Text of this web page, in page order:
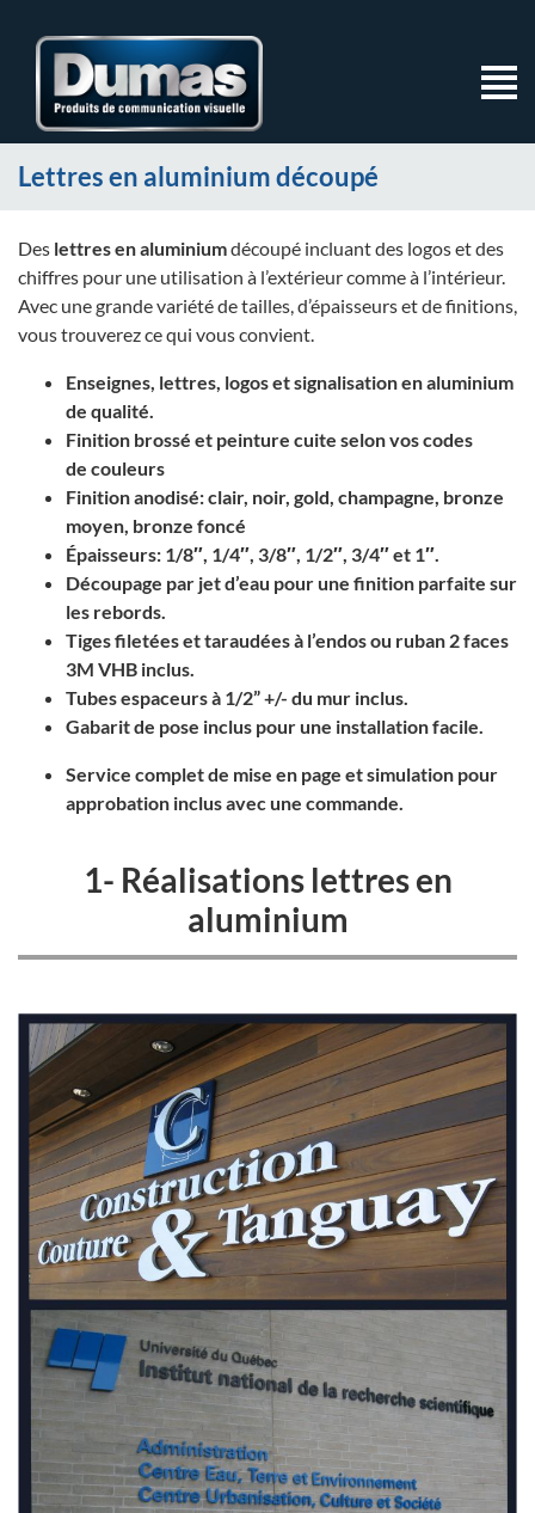
Lettres en aluminium découpé
Des lettres en aluminiumdécoupé incluant des logos et des
chiffres pour une utilisation à l’extérieur comme à l’intérieur.
Avec une grande variété de tailles, d’épaisseurs et de finitions,
vous trouverez ce qui vous convient.
Enseignes, lettres, logos et signalisation en aluminium
de qualité.
Finition brossé et peinture cuite selon vos codes
de couleurs
Finition anodisé: clair, noir, gold, champagne, bronze
moyen, bronze foncé
Épaisseurs: 1/8″, 1/4″, 3/8″, 1/2″, 3/4″ et 1″.
Découpage par jet d’eau pour une finition parfaite sur
les rebords.
Tiges filetées et taraudées à l’endos ou ruban 2 faces
3M VHB inclus.
Tubes espaceurs à 1/2” +/- du mur inclus.
Gabarit de pose inclus pour une installation facile.
Service complet de mise en page et simulation pour
approbation inclus avec une commande.
1- Réalisations lettres en
aluminium